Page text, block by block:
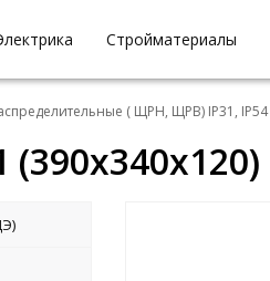
Стройматериалы
( ЩРН, ЩРВ) IP31, IP54